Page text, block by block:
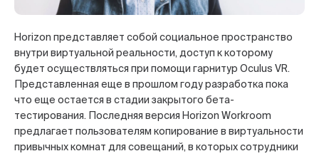
Horizon представляет собой социальное пространство
внутри виртуальной реальности, доступ к которому
будет осуществляться при помощи гарнитур Oculus VR.
Представленная еще в прошлом году разработка пока
что еще остается в стадии закрытого бета-
тестирования. Последняя версия Horizon Workroom
предлагает пользователям копирование в виртуальности
привычных комнат для совещаний, в которых сотрудники